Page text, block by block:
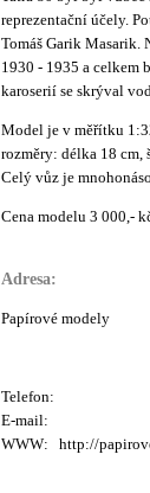
reprezentační účely.
Tomáš Garik
1930 - 1935 a celkem
karoserií se skrýval
Model je v měřítku
rozměry: délka 18 cm,
Celý vůz je
Cena modelu 3 000,-
Adresa:
Papírové modely
Telefon:
E-mail:
WWW: http://